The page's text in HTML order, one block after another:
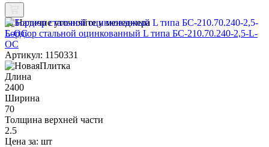
Наличие уточняйте у менеджера
Бордюр стальной оцинкованный L типа БС-210.70.240-2,5-L-
ОС
Артикул: 1150331
Длина
2400
Ширина
70
Толщина верхней части
2.5
Цена за: шт